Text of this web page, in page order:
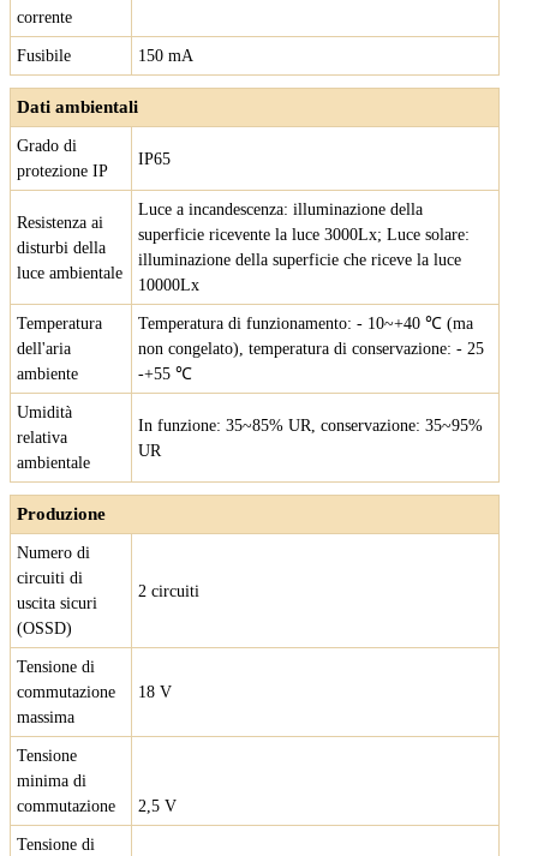
corrente
Fusibile 150 mA
Dati ambientali
Grado di
protezione IP
IP65
Resistenza ai
disturbi della
luce ambientale
Luce a incandescenza: illuminazione della
superficie ricevente la luce 3000Lx; Luce solare:
illuminazione della superficie che riceve la luce
10000Lx
Temperatura
dell'aria
ambiente
Temperatura di funzionamento: - 10~+40 ℃ (ma
non congelato), temperatura di conservazione: - 25
-+55 ℃
Umidità
relativa
ambientale
In funzione: 35~85% UR, conservazione: 35~95%
UR
Produzione
Numero di
circuiti di
uscita sicuri
(OSSD)
2 circuiti
Tensione di
commutazione
massima
18 V
Tensione
minima di
commutazione
2,5 V
Tensione di